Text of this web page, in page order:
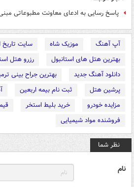
پاسخ رسایی به ادعای معاونت مطبوعاتی مبنی
آپ آهنگ موزیک شاه
سایت تاریخ
بهترین هتل های استانبول
رزرو هتل
دانلود آهنگ جدید
بهترین جراح بینی
پرشین هتل
ثبت نام بیمه اربعین
مزایده خودرو
خرید بلیط استخر
فروشنده مواد شیمیایی
نظر شما
نام